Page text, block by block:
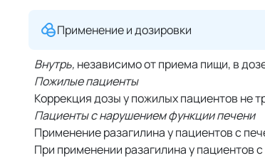
Применение и дозировки
Внутрь, независимо от приема пищи, в
Пожилые пациенты
Коррекция дозы у пожилых пациентов не
Пациенты с нарушением функции печени
Применение разагилина у пациентов с
При применении разагилина у пациентов